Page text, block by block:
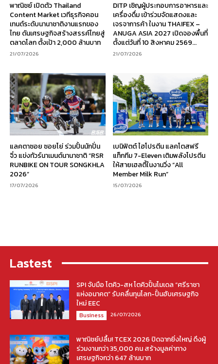
พาณิชย์ เปิดตัว Thailand
Content Market เวทีธุรกิจคอน
เทนต์ระดับนานาชาติงานแรกของ
ไทย ดันเศรษฐกิจสร้างสรรค์ไทยสู่
ตลาดโลก ตั้งเป้า 2,000 ล้านบาท
21/07/2026
DITP เชิญผู้ประกอบการอาหารและ
เครื่องดื่ม เข้าร่วมจัดแสดงและ
เจรจาการค้า ในงาน THAIFEX –
ANUGA ASIA 2027 เปิดจองพื้นที่
ตั้งแต่วันที่ 10 สิงหาคม 2569...
21/07/2026
แลคตาซอย ซอยโย่ ร่วมปั้นนักปั่น
จิ๋ว แข่งทัวร์นาเมนต์นานาชาติ “RSR
RUNBIKE ON TOUR SONGKHLA
2026”
17/07/2026
เบนิฟิตต์ ไฮโปรตีน แลคโตสฟรี
แท็กทีม 7-Eleven เติมพลังโปรตีน
ให้สายเฮลตี้ในงานวิ่ง “All
Member Milk Run”
15/07/2026
Lastest
SPI จับมือ โตคิว-สห โตคิวปั้นโมเดล “ศรีราชา
แห่งอนาคต” รับคลื่นทุนโลก-ปั้นฮับเศรษฐกิจ
ใหม่ EEC
Business 26/07/2026
พาณิชย์ปลื้ม! TCEX 2026 ปิดฉากยิ่งใหญ่ ดึงผู้
ร่วมงานกว่า 35,000 คน สร้างมูลค่าทาง
เศรษฐกิจกว่า 647 ล้านบาท